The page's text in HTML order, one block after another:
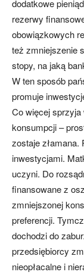
dodatkowe
rezerwy
obowiązkowych
też zmniejszenie
stopy, na jaką
W ten sposób
promuje
Co więcej
konsumpcji –
zostaje
inwestycjami.
uczyni. Do
finansowane z
zmniejszonej
preferencji.
dochodzi do
przedsiębiorcy
nieopłacalne i